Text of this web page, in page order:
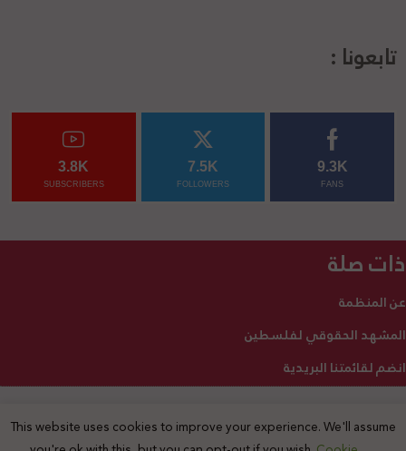
تابعونا :
9.3K
FANS
7.5K
FOLLOWERS
3.8K
SUBSCRIBERS
ذات صلة
عن المنظمة
المشهد الحقوقي لفلسطين
انضم لقائمتنا البريدية
2025 © جميع الحقوق محفوظة
This website uses cookies to improve your experience. We'll assume